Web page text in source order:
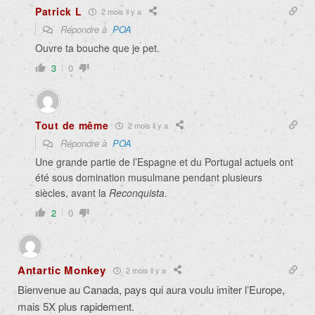
Patrick L 2 mois il y a
Répondre à POA
Ouvre ta bouche que je pet.
3 0
Tout de même 2 mois il y a
Répondre à POA
Une grande partie de l’Espagne et du Portugal actuels ont
été sous domination musulmane pendant plusieurs
siècles, avant la Reconquista.
2 0
Antartic Monkey 2 mois il y a
Bienvenue au Canada, pays qui aura voulu imiter l’Europe,
mais 5X plus rapidement.